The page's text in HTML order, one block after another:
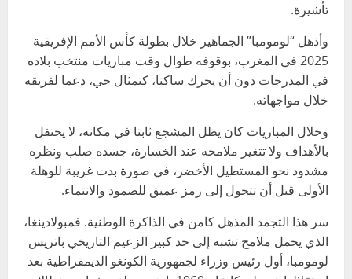
تأشيرة.
وأذهل “لومومبا” الجماهير خلال بطولة كأس الأمم الإفريقية
2025 في المغرب، بوقوفه طوال وقت مباريات منتخب بلاده
في المدرجات دون أن يحرك ساكنا، كتمثال حي، دعما لفريقه
خلال مواجهاته.
وخلال المباريات كان يظل المشجع ثابتا في مكانه، لا يحتفل
بالأهداف ولا تتغير ملامحه عند الخسارة، جسده صلب ونظره
مشدود نحو المستطيل الأخضر، في صورة بدت غريبة للوهلة
الأولى قبل أن تتحول إلى رمز عميق للصمود والانتماء.
سر هذا التجمد المذهل كامن في الذاكرة الوطنية. فمبولادينغا،
الذي يحمل ملامح تشبه إلى حد كبير الزعيم التاريخي باتريس
لومومبا، أول رئيس وزراء لجمهورية الكونغو الديمقراطية بعد